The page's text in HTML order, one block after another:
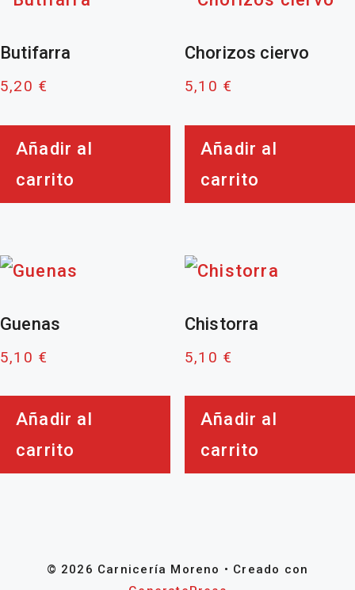
Butifarra
5,20 €
Añadir al
carrito
Chorizos ciervo
5,10 €
Añadir al
carrito
Guenas
5,10 €
Añadir al
carrito
Chistorra
5,10 €
Añadir al
carrito
© 2026 Carnicería Moreno • Creado con